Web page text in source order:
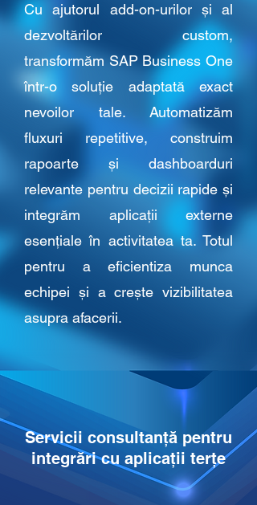
Cu ajutorul add-on-urilor și al
dezvoltărilor custom,
transformăm SAP Business One
într-o soluție adaptată exact
nevoilor tale. Automatizăm
fluxuri repetitive, construim
rapoarte și dashboarduri
relevante pentru decizii rapide și
integrăm aplicații externe
esențiale în activitatea ta. Totul
pentru a eficientiza munca
echipei și a crește vizibilitatea
asupra afacerii.
Servicii consultanță pentru
integrări cu aplicații terțe